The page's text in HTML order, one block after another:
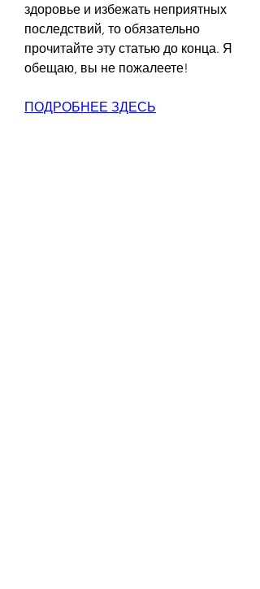
здоровье и избежать неприятных
последствий, то обязательно
прочитайте эту статью до конца. Я
обещаю, вы не пожалеете!
ПОДРОБНЕЕ ЗДЕСЬ